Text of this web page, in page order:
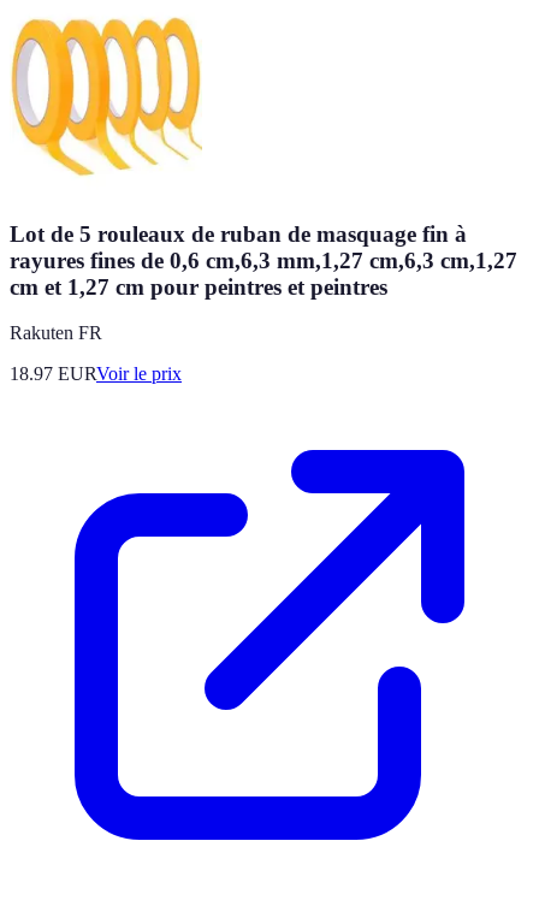
Lot de 5 rouleaux de ruban de masquage fin à
rayures fines de 0,6 cm,6,3 mm,1,27 cm,6,3 cm,1,27
cm et 1,27 cm pour peintres et peintres
Rakuten FR
18.97 EURVoir le prix